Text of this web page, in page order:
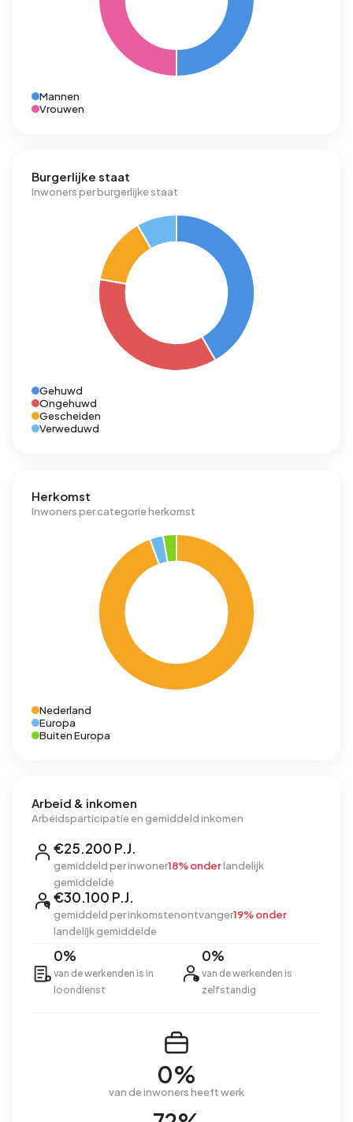
Mannen
Vrouwen
Burgerlijke staat
Inwoners per burgerlijke staat
Gehuwd
Ongehuwd
Gescheiden
Verweduwd
Herkomst
Inwoners per categorie herkomst
Nederland
Europa
Buiten Europa
Arbeid & inkomen
Arbeidsparticipatie en gemiddeld inkomen
€25.200 P.J.
gemiddeld per inwoner18% onderlandelijk
gemiddelde
€30.100 P.J.
gemiddeld per inkomstenontvanger19% onder
landelijk gemiddelde
0%
van de werkenden is in
loondienst
0%
van de werkenden is
zelfstandig
0%
van de inwoners heeft werk